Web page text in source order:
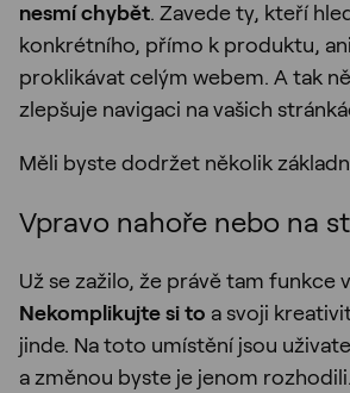
nesmí chybět. Zavede ty, kteří
konkrétního, přímo k produktu,
proklikávat celým webem. A tak
zlepšuje navigaci na vašich
Měli byste dodržet několik
Vpravo nahoře nebo na
Už se zažilo, že právě tam funkce
Nekomplikujte si to a svoji
jinde. Na toto umístění jsou
a změnou byste je jenom rozhodili.